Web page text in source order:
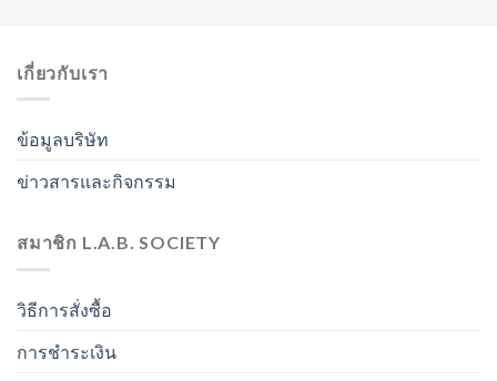
เกี่ยวกับเรา
ข้อมูลบริษัท
ข่าวสารและกิจกรรม
สมาชิก L.A.B. SOCIETY
วิธีการสั่งซื้อ
การชำระเงิน